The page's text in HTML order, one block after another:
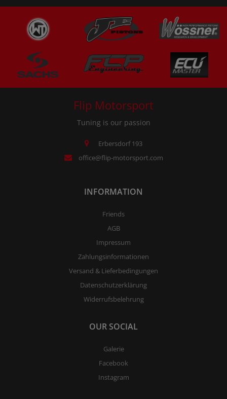
Flip Motorsport
Tuning is our passion
Erbersdorf 193
office@flip-motorsport.com
INFORMATION
Friends
AGB
Impressum
Zahlungsinformationen
Versand & Lieferbedingungen
Datenschutzerklärung
Widerrufsbelehrung
OUR SOCIAL
Galerie
Facebook
Instagram